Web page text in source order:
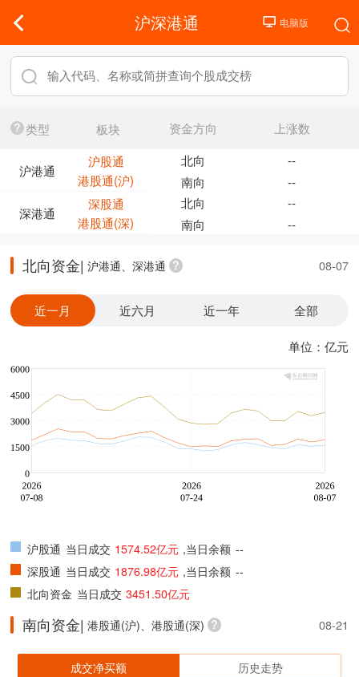
沪深港通
类型 板块
沪港通
沪股通
港股通(沪)
深港通
深股通
港股通(深)
资金方向
上涨数
北向
--
南向
--
北向
--
南向
--
北向资金| 沪港通、深港通 08-07
近一月 近六月 近一年 全部
单位：亿元
沪股通 当日成交 1574.52亿元 ,当日余额 --
深股通 当日成交 1876.98亿元 ,当日余额 --
北向资金 当日成交 3451.50亿元
南向资金| 港股通(沪)、港股通(深) 08-21
成交净买额 历史走势